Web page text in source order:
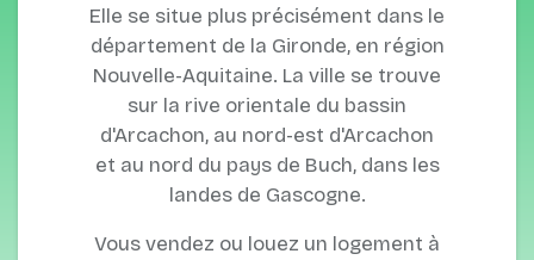
Elle se situe plus précisément dans le
département de la Gironde, en région
Nouvelle-Aquitaine. La ville se trouve
sur la rive orientale du bassin
d'Arcachon, au nord-est d'Arcachon
et au nord du pays de Buch, dans les
landes de Gascogne.
Vous vendez ou louez un logement à